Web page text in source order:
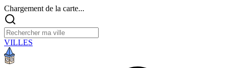
Chargement de la carte...
VILLES